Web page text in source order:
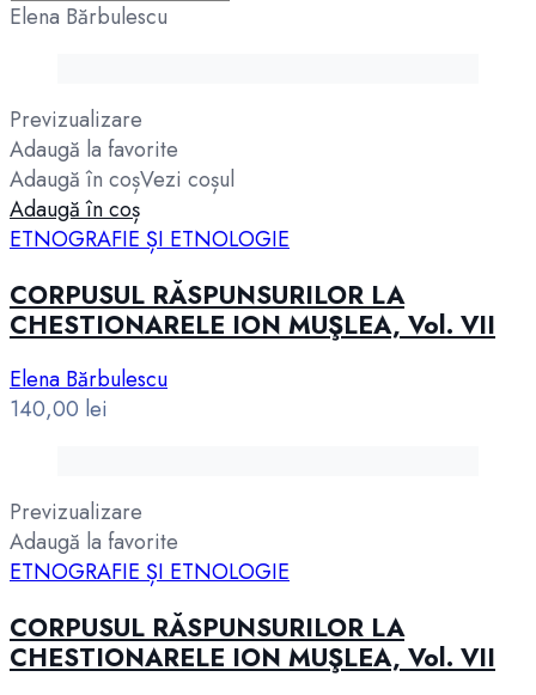
Elena Bărbulescu
Previzualizare
Adaugă la favorite
Adaugă în coșVezi coșul
Adaugă în coș
ETNOGRAFIE ȘI ETNOLOGIE
CORPUSUL RĂSPUNSURILOR LA
CHESTIONARELE ION MUŞLEA, Vol. VII
Elena Bărbulescu
140,00 lei
Previzualizare
Adaugă la favorite
ETNOGRAFIE ȘI ETNOLOGIE
CORPUSUL RĂSPUNSURILOR LA
CHESTIONARELE ION MUŞLEA, Vol. VII